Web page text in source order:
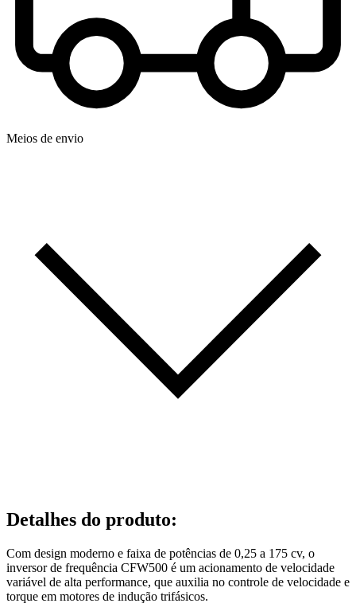
Meios de envio
Detalhes do produto:
Com design moderno e faixa de potências de 0,25 a 175 cv, o
inversor de frequência CFW500 é um acionamento de velocidade
variável de alta performance, que auxilia no controle de velocidade e
torque em motores de indução trifásicos.